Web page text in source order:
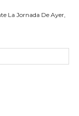
La Jornada De Ayer,